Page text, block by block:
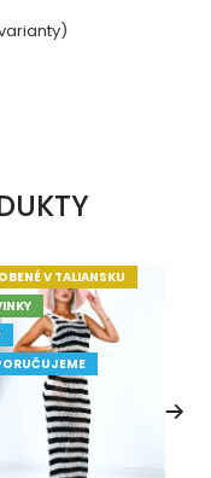
V TALIANSKU